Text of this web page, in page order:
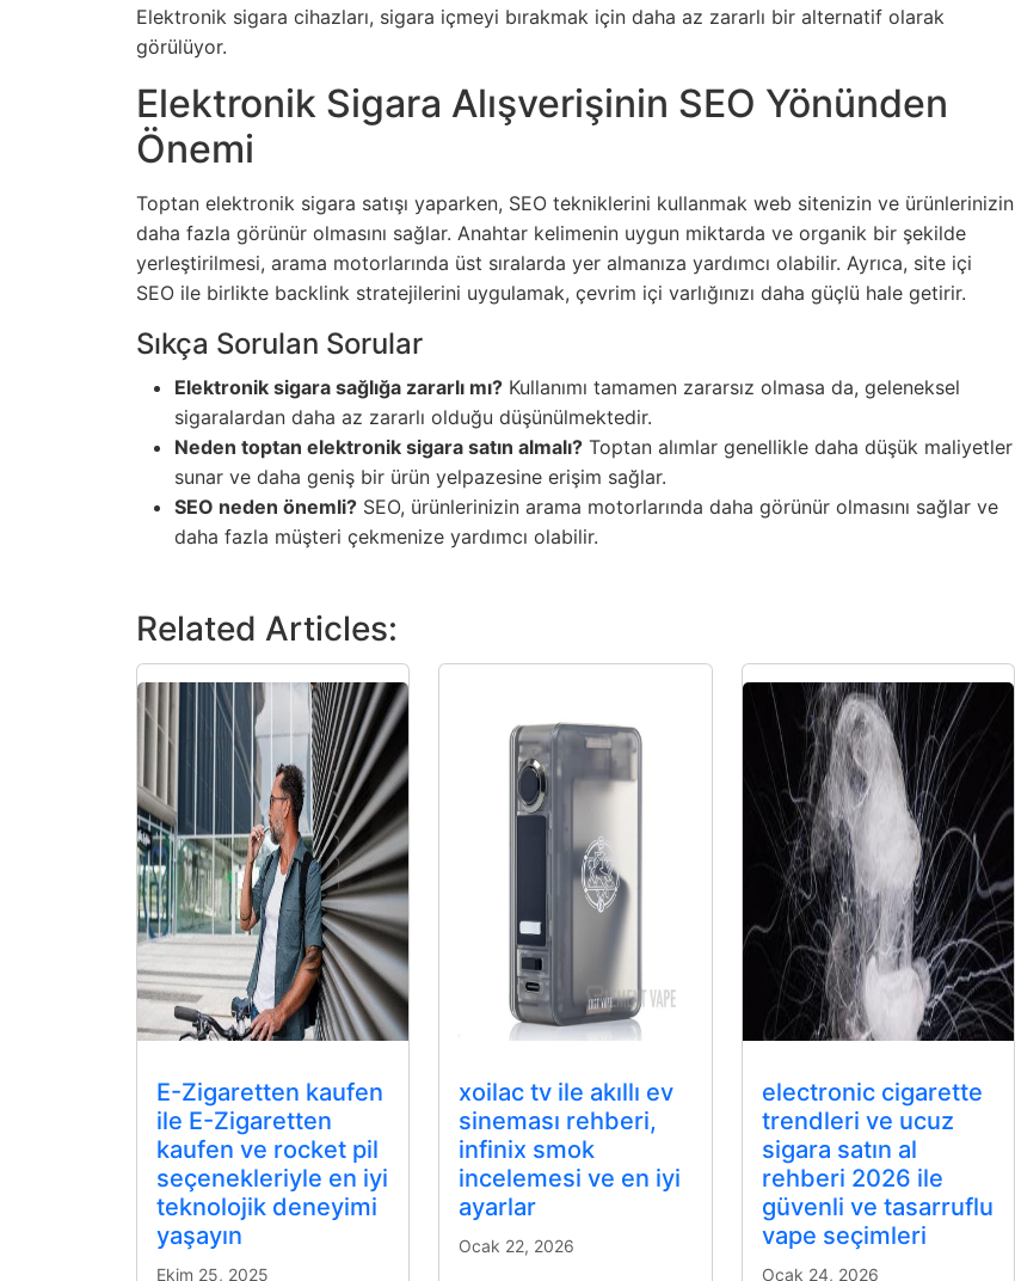
Elektronik sigara cihazları, sigara içmeyi bırakmak için daha az zararlı bir alternatif olarak
görülüyor.
Elektronik Sigara Alışverişinin SEO Yönünden
Önemi
Toptan elektronik sigara satışı yaparken, SEO tekniklerini kullanmak web sitenizin ve ürünlerinizin
daha fazla görünür olmasını sağlar. Anahtar kelimenin uygun miktarda ve organik bir şekilde
yerleştirilmesi, arama motorlarında üst sıralarda yer almanıza yardımcı olabilir. Ayrıca, site içi
SEO ile birlikte backlink stratejilerini uygulamak, çevrim içi varlığınızı daha güçlü hale getirir.
Sıkça Sorulan Sorular
Elektronik sigara sağlığa zararlı mı? Kullanımı tamamen zararsız olmasa da, geleneksel
sigaralardan daha az zararlı olduğu düşünülmektedir.
Neden toptan elektronik sigara satın almalı? Toptan alımlar genellikle daha düşük maliyetler
sunar ve daha geniş bir ürün yelpazesine erişim sağlar.
SEO neden önemli? SEO, ürünlerinizin arama motorlarında daha görünür olmasını sağlar ve
daha fazla müşteri çekmenize yardımcı olabilir.
Related Articles:
E-Zigaretten kaufen
ile E-Zigaretten
kaufen ve rocket pil
seçenekleriyle en iyi
teknolojik deneyimi
yaşayın
Ekim 25, 2025
xoilac tv ile akıllı ev
sineması rehberi,
infinix smok
incelemesi ve en iyi
ayarlar
Ocak 22, 2026
electronic cigarette
trendleri ve ucuz
sigara satın al
rehberi 2026 ile
güvenli ve tasarruflu
vape seçimleri
Ocak 24, 2026